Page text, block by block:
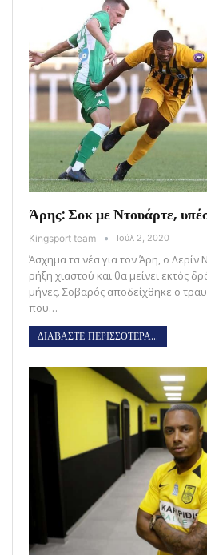
Άρης: Σοκ με Ντουάρτε,
Kingsport team Ιούλ 2, 2020
Άσχημα τα νέα για τον Άρη, ο Λερίν
ρήξη χιαστού και θα μείνει εκτός
μήνες. Σοβαρός αποδείχθηκε ο
που…
ΔΙΑΒΑΣΤΕ ΠΕΡΙΣΣΟΤΕΡΑ...